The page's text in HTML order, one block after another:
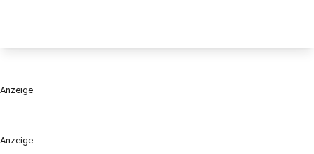
Anzeige
Anzeige